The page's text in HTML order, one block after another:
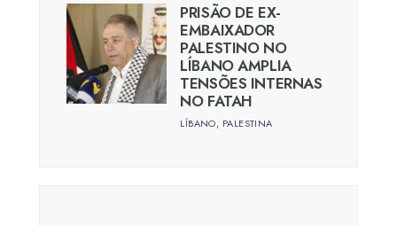
PRISÃO DE EX-
EMBAIXADOR
PALESTINO NO
LÍBANO AMPLIA
TENSÕES INTERNAS
NO FATAH
LÍBANO, PALESTINA